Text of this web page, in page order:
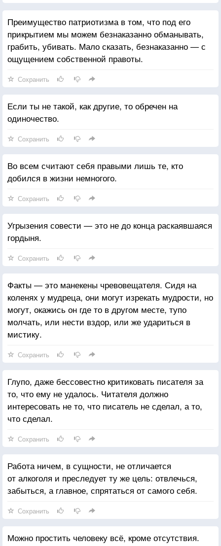
Преимущество патриотизма в том, что под его
прикрытием мы можем безнаказанно обманывать,
грабить, убивать. Мало сказать, безнаказанно — с
ощущением собственной правоты.
Сохранить
Если ты не такой, как другие, то обречен на
одиночество.
Сохранить
Во всем считают себя правыми лишь те, кто
добился в жизни немногого.
Сохранить
Угрызения совести — это не до конца раскаявшаяся
гордыня.
Сохранить
Факты — это манекены чревовещателя. Сидя на
коленях у мудреца, они могут изрекать мудрости, но
могут, окажись он где то в другом месте, тупо
молчать, или нести вздор, или же удариться в
мистику.
Сохранить
Глупо, даже бессовестно критиковать писателя за
то, что ему не удалось. Читателя должно
интересовать не то, что писатель не сделал, а то,
что сделал.
Сохранить
Работа ничем, в сущности, не отличается
от алкоголя и преследует ту же цель: отвлечься,
забыться, а главное, спрятаться от самого себя.
Сохранить
Можно простить человеку всё, кроме отсутствия.